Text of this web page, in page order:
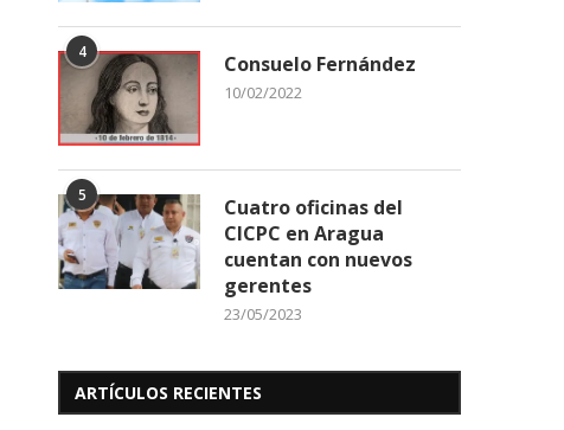
4 Consuelo Fernández
10/02/2022
5
Cuatro oficinas del
CICPC en Aragua
cuentan con nuevos
gerentes
23/05/2023
ARTÍCULOS RECIENTES